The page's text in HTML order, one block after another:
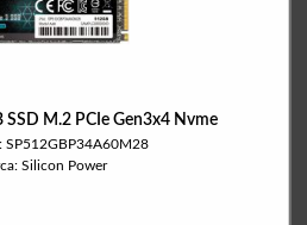
SSD M.2 PCIe Gen3x4 Nvme
SP512GBP34A60M28
Silicon Power